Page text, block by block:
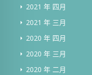
2021 年 四月
2021 年 三月
2020 年 四月
2020 年 三月
2020 年 二月